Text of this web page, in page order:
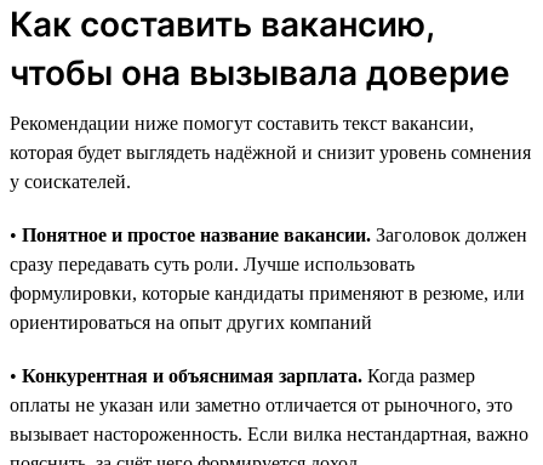
Как составить вакансию,
чтобы она вызывала доверие
Рекомендации ниже помогут составить текст вакансии,
которая будет выглядеть надёжной и снизит уровень сомнения
у соискателей.
• Понятное и простое название вакансии. Заголовок должен
сразу передавать суть роли. Лучше использовать
формулировки, которые кандидаты применяют в резюме, или
ориентироваться на опыт других компаний
• Конкурентная и объяснимая зарплата. Когда размер
оплаты не указан или заметно отличается от рыночного, это
вызывает настороженность. Если вилка нестандартная, важно